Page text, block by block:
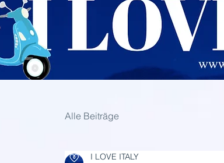
Alle Beiträge
I LOVE ITALY